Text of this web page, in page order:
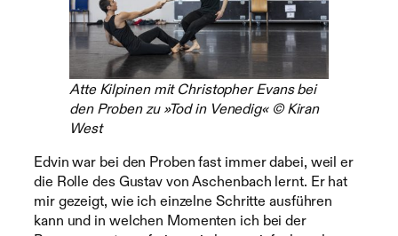
Atte Kilpinen mit Christopher Evans bei
den Proben zu »Tod in Venedig« © Kiran
West
Edvin war bei den Proben fast immer dabei, weil er
die Rolle des Gustav von Aschenbach lernt. Er hat
mir gezeigt, wie ich einzelne Schritte ausführen
kann und in welchen Momenten ich bei der